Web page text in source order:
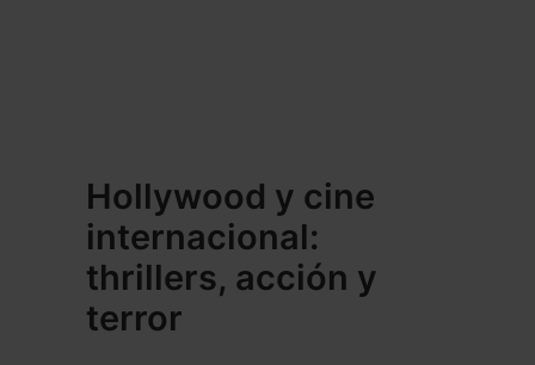
Hollywood y cine
internacional:
thrillers, acción y
terror